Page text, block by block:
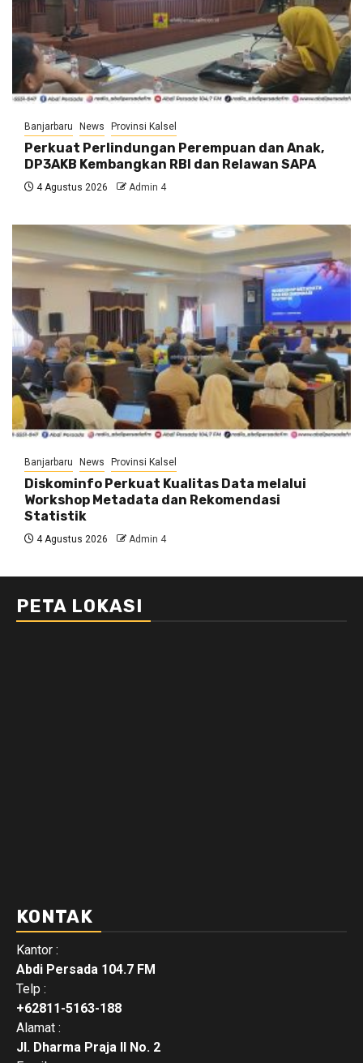
Banjarbaru News Provinsi Kalsel
Perkuat Perlindungan Perempuan dan Anak,
DP3AKB Kembangkan RBI dan Relawan SAPA
4 Agustus 2026 Admin 4
Banjarbaru News Provinsi Kalsel
Diskominfo Perkuat Kualitas Data melalui
Workshop Metadata dan Rekomendasi
Statistik
4 Agustus 2026 Admin 4
PETA LOKASI
KONTAK
Kantor :
Abdi Persada 104.7 FM
Telp :
+62811-5163-188
Alamat :
Jl. Dharma Praja II No. 2